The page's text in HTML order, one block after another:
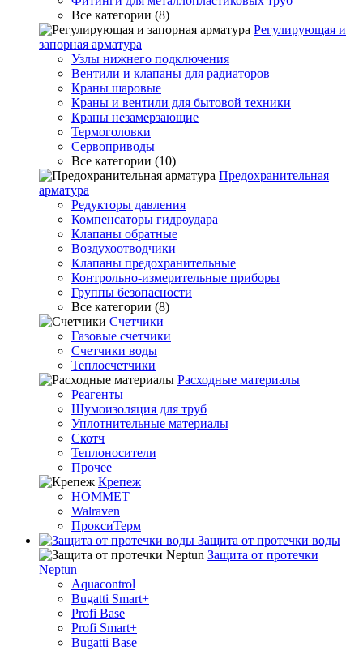
Все категории (8)
Регулирующая и
запорная арматура
Узлы нижнего подключения
Вентили и клапаны для радиаторов
Краны шаровые
Краны и вентили для бытовой техники
Краны незамерзающие
Термоголовки
Сервоприводы
Все категории (10)
Предохранительная
арматура
Редукторы давления
Компенсаторы гидроудара
Клапаны обратные
Воздухоотводчики
Клапаны предохранительные
Контрольно-измерительные приборы
Группы безопасности
Все категории (8)
Счетчики
Газовые счетчики
Счетчики воды
Теплосчетчики
Расходные материалы
Реагенты
Шумоизоляция для труб
Уплотнительные материалы
Скотч
Теплоносители
Прочее
Крепеж
HOMMET
Walraven
ПроксиТерм
Защита от протечки воды
Защита от протечки
Neptun
Aquacontrol
Bugatti Smart+
Profi Base
Profi Smart+
Bugatti Base